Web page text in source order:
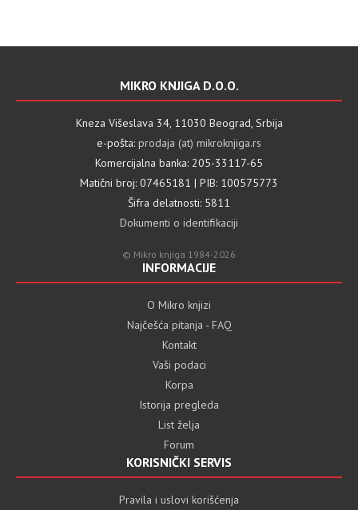
MIKRO KNJIGA D.O.O.
Kneza Višeslava 34, 11030 Beograd, Srbija
e-pošta: prodaja (at) mikroknjiga.rs
Komercijalna banka: 205-33117-65
Matični broj: 07465181 | PIB: 100575773
Šifra delatnosti: 5811
Dokumenti o identifikaciji
© Mikro knjiga 1984-2026
INFORMACIJE
O Mikro knjizi
Najčešća pitanja - FAQ
Kontakt
Vaši podaci
Korpa
Istorija pregleda
List želja
Forum
KORISNIČKI SERVIS
Pravila i uslovi korišćenja